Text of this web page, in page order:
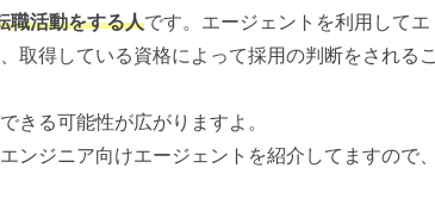
職活動をする人です。エージェントを利用してエ
取得している資格によって採用の判断をされるこ
きる可能性が広がりますよ。
ンジニア向けエージェントを紹介してますので、